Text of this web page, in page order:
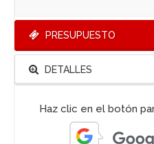
PRESUPUESTO
DETALLES
Haz clic en el botón